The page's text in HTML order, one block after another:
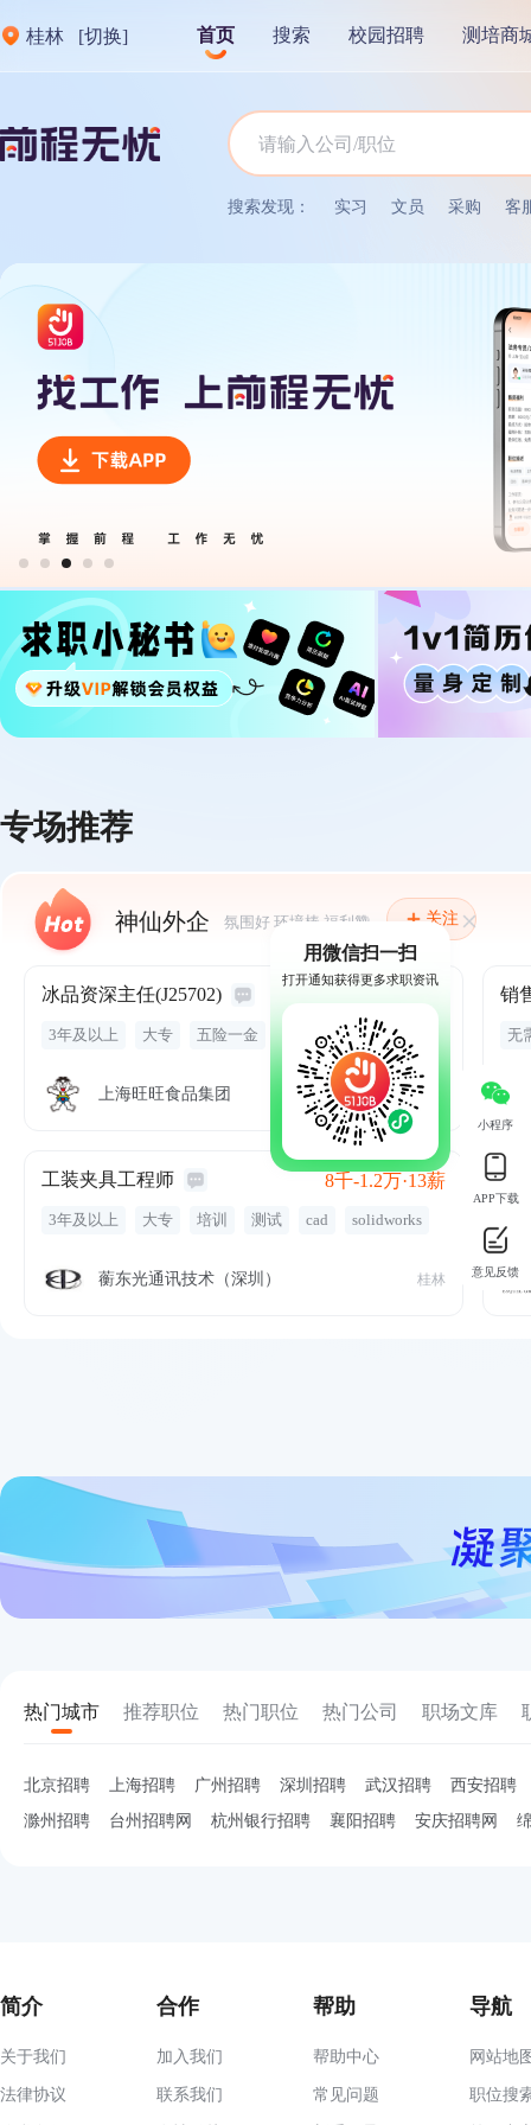
桂林 [切换] 首页 搜索 校园招聘 测培商
搜索发现： 实习 文员 采购 客
专场推荐
神仙外企 氛围好 环境棒 福利赞 关注
冰品资深主任(J25702)
3年及以上 大专 五险一金
商业保险
生育礼金
季度奖金
发展空间 管理培训
入职培训
培训
上海旺旺食品集团 桂林
无
晋
公
工装夹具工程师 8千-1.2万·13薪
3年及以上 大专 培训 测试 cad
solidworks
培训
五险一金 员工旅游
专业培训
蘅东光通讯技术（深圳） 桂林
带
热门城市 推荐职位 热门职位 热门公司 职场文库
北京招聘 上海招聘 广州招聘 深圳招聘 武汉招聘
西安招聘
滁州招聘
台州招聘网 杭州银行招聘 襄阳招聘 安庆招聘网
简介
关于我们
法律协议
合作
加入我们
联系我们
帮助
帮助中心
常见问题
导航
网站地
职位搜
小程序
APP下载
意见反馈
用微信扫一扫
打开通知获得更多求职资讯